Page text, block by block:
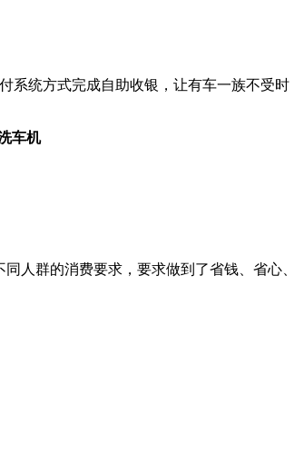
系统方式完成自助收银，让有车一族不受时
人群的消费要求，要求做到了省钱、省心、